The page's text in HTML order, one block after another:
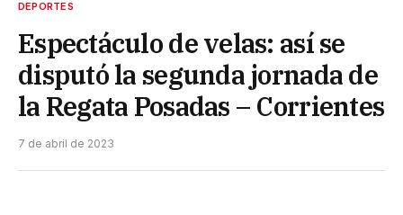
DEPORTES
Espectáculo de velas: así se
disputó la segunda jornada de
la Regata Posadas – Corrientes
7 de abril de 2023